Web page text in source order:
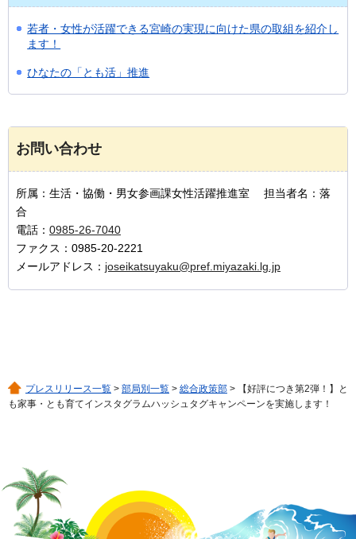
若者・女性が活躍できる宮崎の実現に向けた県の取組を紹介し
ます！
ひなたの「とも活」推進
お問い合わせ
所属：生活・協働・男女参画課女性活躍推進室 担当者名：落
合
電話： 0985-26-7040
ファクス：0985-20-2221
メールアドレス： joseikatsuyaku@pref.miyazaki.lg.jp
プレスリリース一覧 > 部局別一覧 > 総合政策部 > 【好評につき第2弾！】と
も家事・とも育てインスタグラムハッシュタグキャンペーンを実施します！